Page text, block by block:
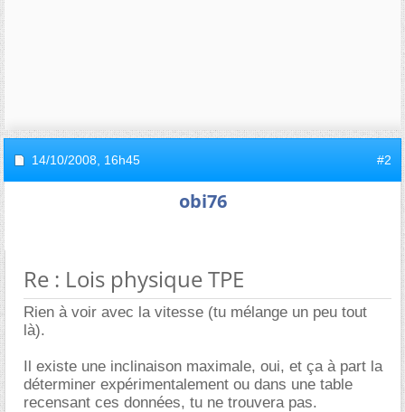
14/10/2008, 16h45 #2
obi76
Re : Lois physique TPE
Rien à voir avec la vitesse (tu mélange un peu tout
là).
Il existe une inclinaison maximale, oui, et ça à part la
déterminer expérimentalement ou dans une table
recensant ces données, tu ne trouvera pas.